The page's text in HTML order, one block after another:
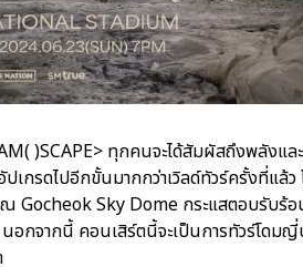
)SCAPE> ทุกคนจะได้สัมผัสถึงพลังแล
กรดไปอีกขั้นมากกว่าเวิลด์ทัวร์ครั้งที่แล้ว
Gocheok Sky Dome กระแสตอบรับร้
อกจากนี้ คอนเสิร์ตนี้จะเป็นการทัวร์โดม